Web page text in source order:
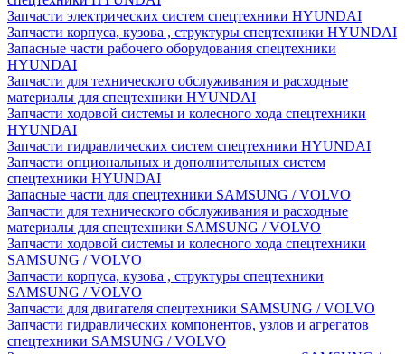
Запчасти электрических систем спецтехники HYUNDAI
Запчасти корпуса, кузова , структуры спецтехники HYUNDAI
Запасные части рабочего оборудования спецтехники
HYUNDAI
Запчасти для технического обслуживания и расходные
материалы для спецтехники HYUNDAI
Запчасти ходовой системы и колесного хода спецтехники
HYUNDAI
Запчасти гидравлических систем спецтехники HYUNDAI
Запчасти опциональных и дополнительных систем
спецтехники HYUNDAI
Запасные части для спецтехники SAMSUNG / VOLVO
Запчасти для технического обслуживания и расходные
материалы для спецтехники SAMSUNG / VOLVO
Запчасти ходовой системы и колесного хода спецтехники
SAMSUNG / VOLVO
Запчасти корпуса, кузова , структуры спецтехники
SAMSUNG / VOLVO
Запчасти для двигателя спецтехники SAMSUNG / VOLVO
Запчасти гидравлических компонентов, узлов и агрегатов
спецтехники SAMSUNG / VOLVO